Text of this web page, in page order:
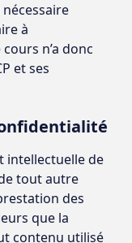
à
n’a donc
et ses
intellectuelle de
tout autre
des
que la
contenu utilisé